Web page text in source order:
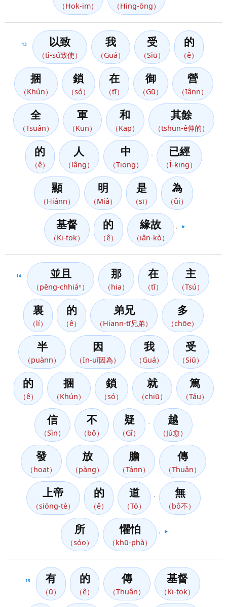
（Hok-im） （Hing-ōng）
13 以致
（tì-sú致使）
我
（Guá）
受
（Siū）
的
（ê）
捆
（Khún）
鎖
（só）
在
（tī）
御
（Gū）
營
（Iânn）
全
（Tsuân）
軍
（Kun）
和
（Kap）
其餘
（tshun-ê伸的）
的
（ê）
人
（lâng）
中
（Tiong）
已經
（Í-king）
顯
（Hiánn）
明
（Miâ）
是
（sī）
為
（ûi）
基督
（Ki-tok）
的
（ê）
緣故
（iân-kò͘）
▶️
14 並且
（pēng-chhiáⁿ）
那
（hia）
在
（tī）
主
（Tsú）
裏
（lí）
的
（ê）
弟兄
（Hiann-tī兄弟）
多
（chōe）
半
（puànn）
因
（In-uī因為）
我
（Guá）
受
（Siū）
的
（ê）
捆
（Khún）
鎖
（só）
就
（chiū）
篤
（Táu）
信
（Sìn）
不
（bô）
疑
（Gî）
越
（Jú愈）
發
（hoat）
放
（pàng）
膽
（Tánn）
傳
（Thuân）
上帝
（siōng-tè）
的
（ê）
道
（Tō）
無
（bô不）
所
（sóo）
懼怕
（khū-phà）
▶️
15 有
（ū）
的
（ê）
傳
（Thuân）
基督
（Ki-tok）